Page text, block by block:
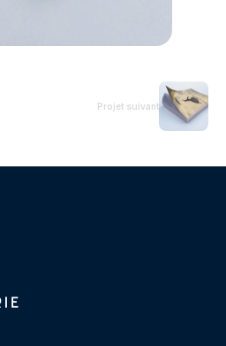
Projet suivant